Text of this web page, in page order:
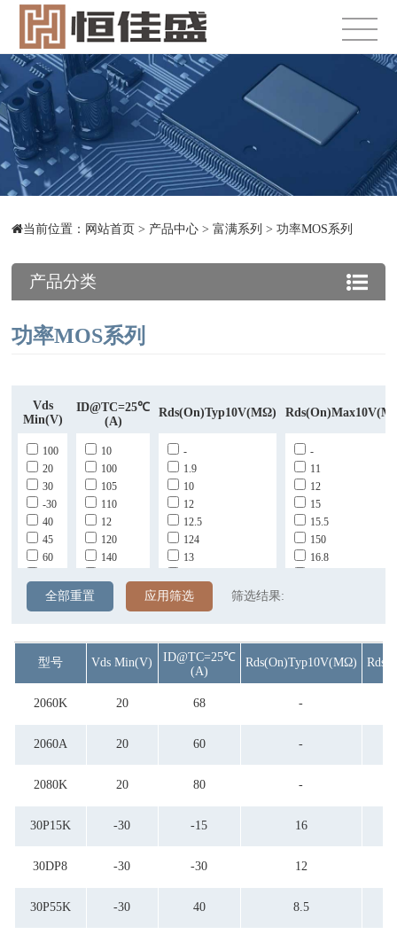
当前位置： 网站首页 > 产品中心 >富满系列 >功率MOS系列
产品分类
功率MOS系列
Vds
Min(v)
ID@TC=25℃
(A)
Rds(on)Typ10V(mΩ)
100
20
30
-30
40
45
60
75
80
10
100
105
110
12
120
140
150
30
-30
40
-
1.9
10
12
12.5
124
13
15.5
16
2.4
2.5
2.7
2.8
35
4.2
5.2
5.6
-
11
12
15
15.5
150
16.8
20
21
22
全部重置 应用筛选 筛选结果:
型号 Vds Min(v)
ID@TC=25℃
(A)
Rds(on)Typ10V(mΩ)
2060K 20 68 -
2060A 20 60 -
2080K 20 80 -
30P15K -30 -15 16
30DP8 -30 -30 12
30P55K -30 40 8.5